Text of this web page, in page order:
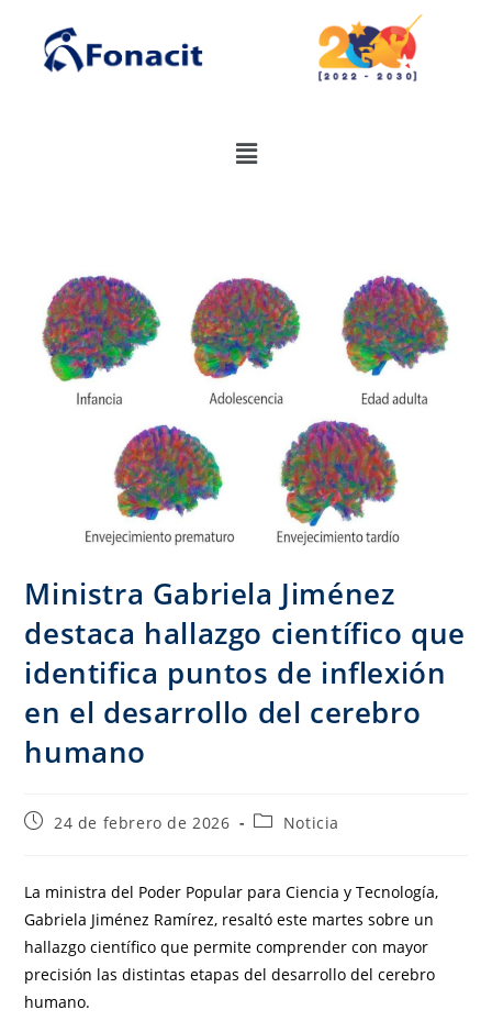
Ministra Gabriela Jiménez
destaca hallazgo científico que
identifica puntos de inflexión
en el desarrollo del cerebro
humano
24 de febrero de 2026 Noticia
La ministra del Poder Popular para Ciencia y Tecnología,
Gabriela Jiménez Ramírez, resaltó este martes sobre un
hallazgo científico que permite comprender con mayor
precisión las distintas etapas del desarrollo del cerebro
humano.